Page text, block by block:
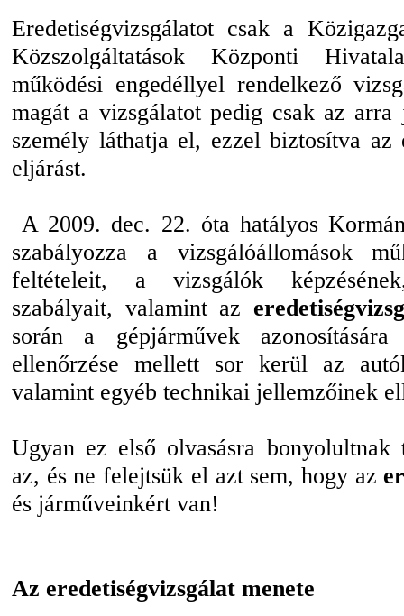
Eredetiségvizsgálatot csak a
Közszolgáltatások Központi
működési engedéllyel rendelkező
magát a vizsgálatot pedig csak az arra
személy láthatja el, ezzel biztosítva az
eljárást.
A 2009. dec. 22. óta hatályos
szabályozza a vizsgálóállomások
feltételeit, a vizsgálók
szabályait, valamint az
során a gépjárművek
ellenőrzése mellett sor kerül az
valamint egyéb technikai jellemzőinek
Ugyan ez első olvasásra bonyolultnak
az, és ne felejtsük el azt sem, hogy az
és járműveinkért van!
Az eredetiségvizsgálat menete